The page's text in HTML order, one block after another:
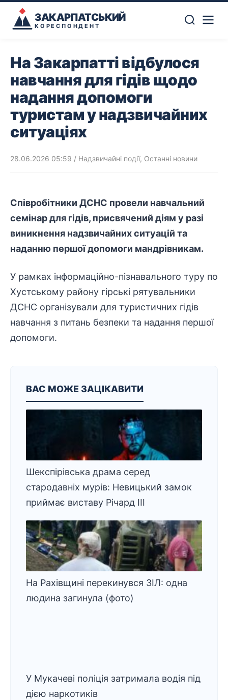
ЗАКАРПАТСЬКИЙ
КОРЕСПОНДЕНТ
На Закарпатті відбулося
навчання для гідів щодо
надання допомоги
туристам у надзвичайних
ситуаціях
28.06.2026 05:59 / Надзвичайні події, Останні новини
Співробітники ДСНС провели навчальний
семінар для гідів, присвячений діям у разі
виникнення надзвичайних ситуацій та
наданню першої допомоги мандрівникам.
У рамках інформаційно-пізнавального туру по
Хустському району гірські рятувальники
ДСНС організували для туристичних гідів
навчання з питань безпеки та надання першої
допомоги.
ВАС МОЖЕ ЗАЦІКАВИТИ
Шекспірівська драма серед
стародавніх мурів: Невицький замок
приймає виставу Річард ІІІ
На Рахівщині перекинувся ЗІЛ: одна
людина загинула (фото)
У Мукачеві поліція затримала водія під
дією наркотиків